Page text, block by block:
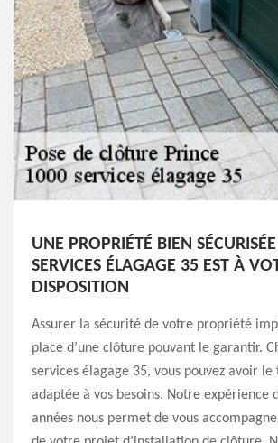
UNE PROPRIÉTÉ BIEN
SERVICES ÉLAGAGE 35 EST À
DISPOSITION
Assurer la sécurité de votre propriété
place d’une clôture pouvant le garantir.
services élagage 35, vous pouvez avoir
adaptée à vos besoins. Notre expérience
années nous permet de vous